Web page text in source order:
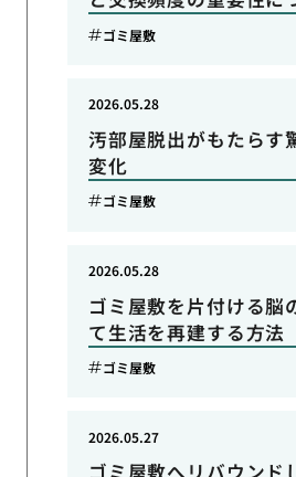
ゴミ屋敷
汚部屋脱出がもたらす
変化
2026.05.28
ゴミ屋敷
ゴミ屋敷を片付ける脳
て生活を再建する方法
2026.05.28
ゴミ屋敷
2026.05.27